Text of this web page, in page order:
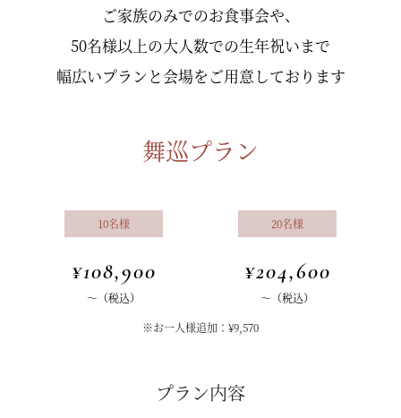
ご家族のみでのお食事会や、
50名様以上の大人数での生年祝いまで
幅広いプランと会場をご用意しております
舞巡プラン
10名様
¥108,900
～（税込）
20名様
¥204,600
～（税込）
※お一人様追加：¥9,570
プラン内容